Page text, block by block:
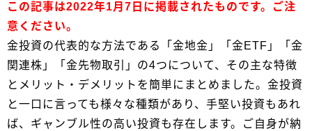
この記事は2022年1月7日に掲載されたものです。ご注
意ください。
金投資の代表的な方法である「金地金」「金ETF」「金
関連株」「金先物取引」の4つについて、その主な特徴
とメリット・デメリットを簡単にまとめました。金投資
と一口に言っても様々な種類があり、手堅い投資もあれ
ば、ギャンブル性の高い投資も存在します。ご自身が納